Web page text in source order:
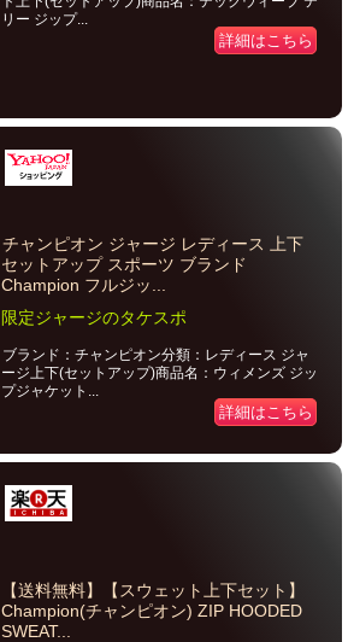
リー ジップ...
詳細はこちら
チャンピオン ジャージ レディース 上下
セットアップ スポーツ ブランド
Champion フルジッ...
限定ジャージのタケスポ
ブランド：チャンピオン分類：レディース ジャ
ージ上下(セットアップ)商品名：ウィメンズ ジッ
プジャケット...
詳細はこちら
【送料無料】【スウェット上下セット】
Champion(チャンピオン) ZIP HOODED
SWEAT...